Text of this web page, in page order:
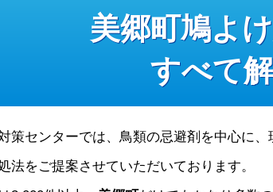
美郷町鳩よ
すべて
策センターでは、鳥類の忌避剤を中心に、
法をご提案させていただいております。